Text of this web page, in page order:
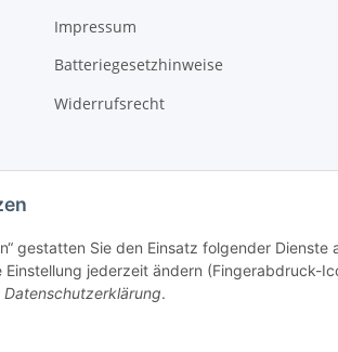
gestatten Sie den Einsatz folgender Dienste
Einstellung jederzeit ändern (Fingerabdruck-
Datenschutzerklärung.
Impressum
Batteriegesetzhinweise
Widerrufsrecht